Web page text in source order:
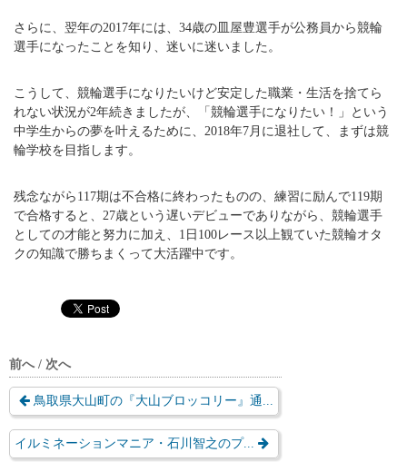
さらに、翌年の2017年には、34歳の皿屋豊選手が公務員から競輪
選手になったことを知り、迷いに迷いました。
こうして、競輪選手になりたいけど安定した職業・生活を捨てら
れない状況が2年続きましたが、「競輪選手になりたい！」という
中学生からの夢を叶えるために、2018年7月に退社して、まずは競
輪学校を目指します。
残念ながら117期は不合格に終わったものの、練習に励んで119期
で合格すると、27歳という遅いデビューでありながら、競輪選手
としての才能と努力に加え、1日100レース以上観ていた競輪オタ
クの知識で勝ちまくって大活躍中です。
前へ / 次へ
鳥取県大山町の『大山ブロッコリー』通...
イルミネーションマニア・石川智之のプ...